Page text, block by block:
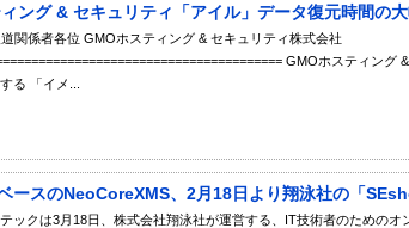
ング & セキュリティ「アイル」データ復元時間の
関係者各位 GMOホスティング & セキュリティ株式会社
GMOホスティン
る 「イメ...
ースのNeoCoreXMS、2月18日より翔泳社の「
ックは3月18日、株式会社翔泳社が運営する、IT技術者のためのオ